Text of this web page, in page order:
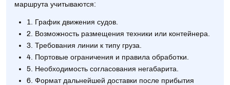
маршрута учитываются:
1. График движения судов.
2. Возможность размещения техники или контейнера.
3. Требования линии к типу груза.
4. Портовые ограничения и правила обработки.
5. Необходимость согласования негабарита.
6. Формат дальнейшей доставки после прибытия